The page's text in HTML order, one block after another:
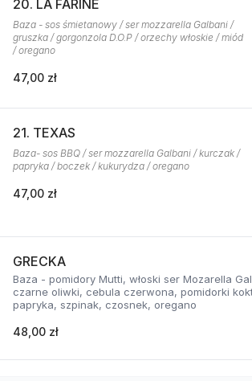
20. LA FARINE
Baza - sos śmietanowy / ser mozzarella Galbani /
gruszka / gorgonzola D.O.P / orzechy włoskie / miód
/ oregano
47,00 zł
21. TEXAS
Baza- sos BBQ / ser mozzarella Galbani / kurczak /
papryka / boczek / kukurydza / oregano
47,00 zł
GRECKA
Baza - pomidory Mutti, włoski ser Mozarella
czarne oliwki, cebula czerwona, pomidorki
papryka, szpinak, czosnek, oregano
48,00 zł